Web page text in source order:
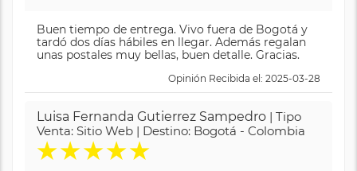
Buen tiempo de entrega. Vivo fuera de Bogotá y
tardó dos días hábiles en llegar. Además regalan
unas postales muy bellas, buen detalle. Gracias.
Opinión Recibida el: 2025-03-28
Luisa Fernanda Gutierrez Sampedro | Tipo
Venta: Sitio Web | Destino: Bogotá - Colombia
★★★★★